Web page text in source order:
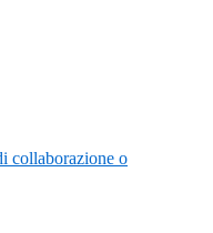
collaborazione o